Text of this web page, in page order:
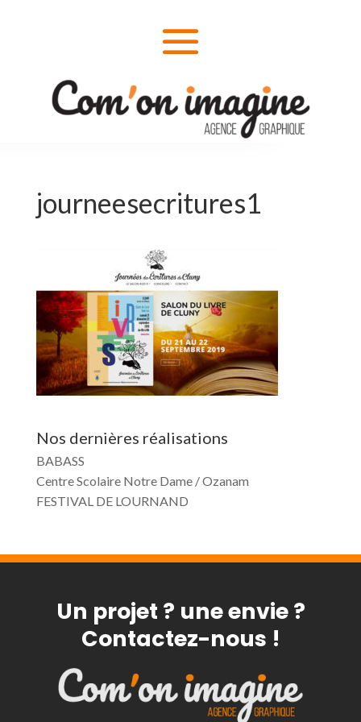
journeesecritures1
Nos dernières réalisations
BABASS
Centre Scolaire Notre Dame / Ozanam
FESTIVAL DE LOURNAND
Un projet ? une envie ?
Contactez-nous !